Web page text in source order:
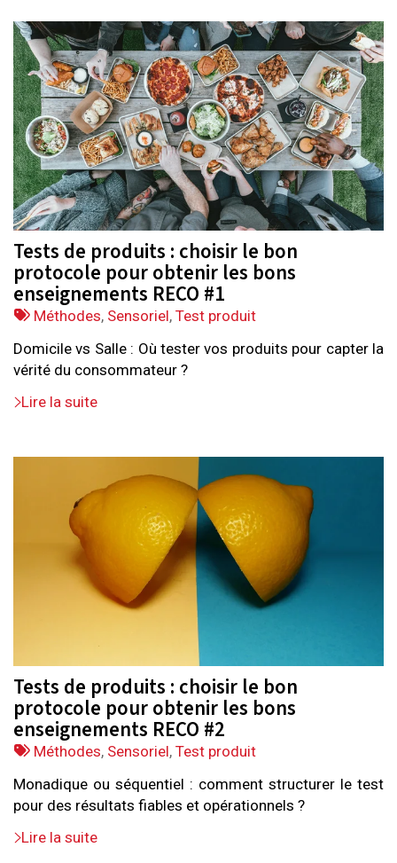
Tests de produits : choisir le bon
protocole pour obtenir les bons
enseignements RECO #1
Tags
Méthodes, Sensoriel,Test produit
Domicile vs Salle : Où tester vos produits pour capter la
vérité du consommateur ?
Lire la suite
Tests de produits : choisir le bon
protocole pour obtenir les bons
enseignements RECO #2
Tags
Méthodes, Sensoriel,Test produit
Monadique ou séquentiel : comment structurer le test
pour des résultats fiables et opérationnels ?
Lire la suite